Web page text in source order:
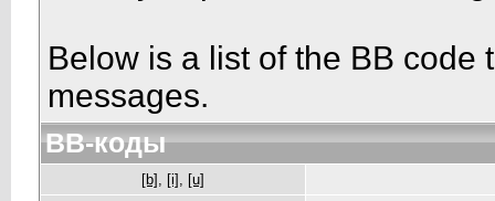
Below is a list of the BB code
messages.
BB-коды
[b] , [i] , [u]